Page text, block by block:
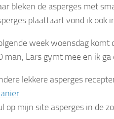
bleken de asperges met
plaattaart vond ik ook
week woensdag
man, Lars gymt mee en ik ga
lekkere asperges
op mijn site asperges in de